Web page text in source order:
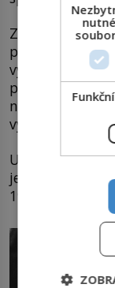
Začaly se z něj
podobné
výrobu prvních
punčoch, tzv.
několika hodin.
vyráběly
U nás se od
jehož vzniku se
1998), otec
nutné